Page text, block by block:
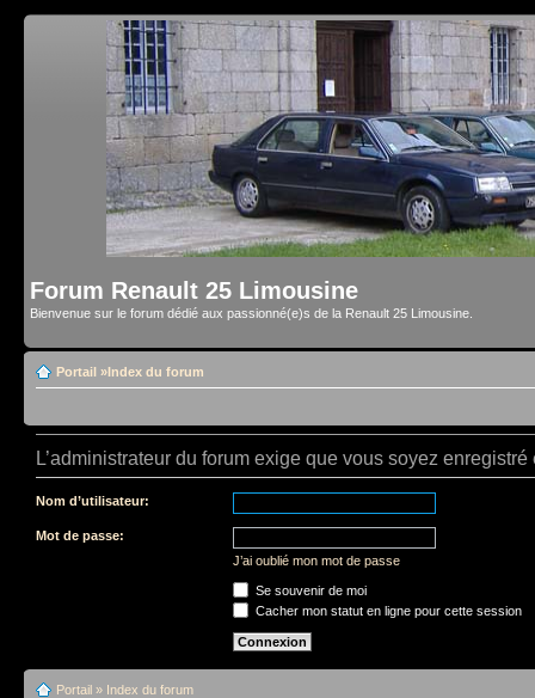
Forum Renault 25 Limousine
Bienvenue sur le forum dédié aux passionné(e)s de la Renault 25 Limousine.
Portail »Index du forum
L’administrateur du forum exige que vous soyez
Nom d’utilisateur:
Mot de passe:
J’ai oublié mon mot de passe
Se souvenir de moi
Cacher mon statut en ligne pour cette session
Portail » Index du forum